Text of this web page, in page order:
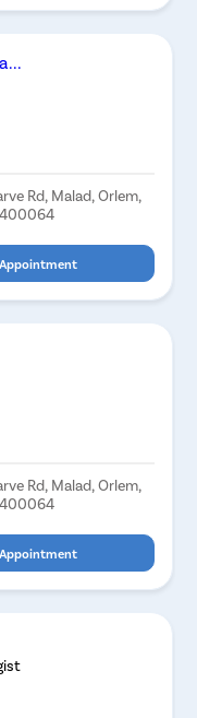
Rd, Malad, Orlem,
Appointment
Rd, Malad, Orlem,
Appointment